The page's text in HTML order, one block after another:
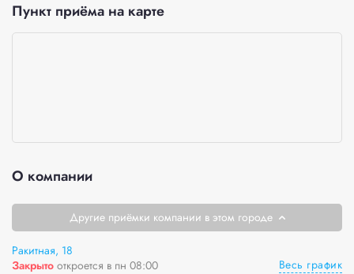
Пункт приёма на карте
О компании
Другие приёмки компании в этом городе
Ракитная, 18
Закрыто откроется в пн 08:00
Весь график